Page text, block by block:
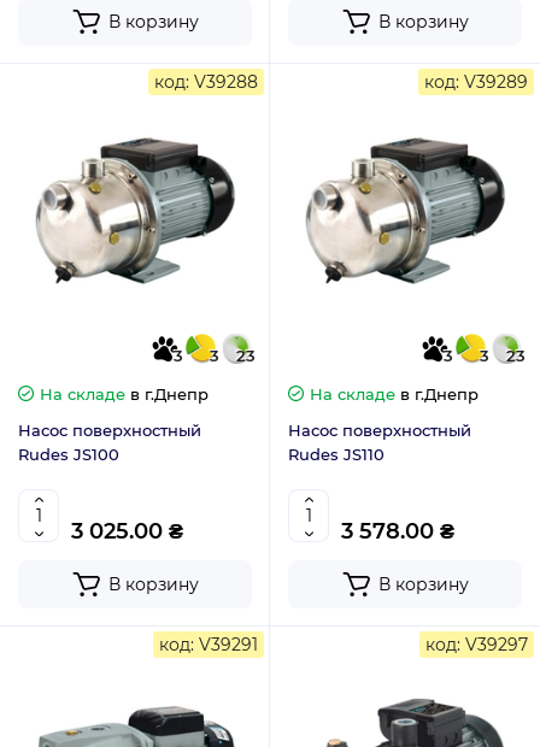
В корзину В корзину
код: V39288
3 3
23
На складе в г.Днепр
Насос поверхностный
Rudes JS100
3 025.00 ₴
В корзину
код: V39289
3 3
23
На складе в г.Днепр
Насос поверхностный
Rudes JS110
3 578.00 ₴
В корзину
код: V39291 код: V39297